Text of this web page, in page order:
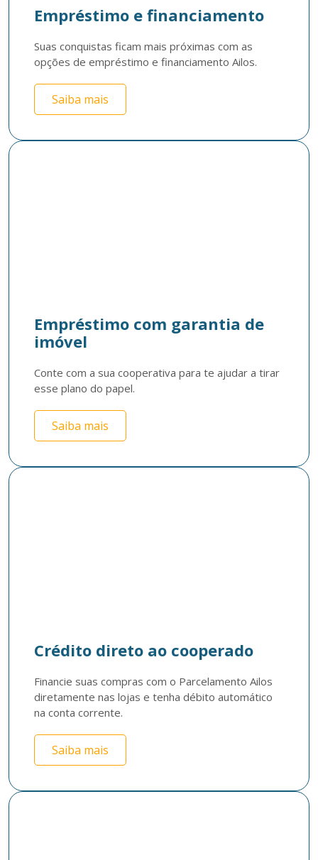
Empréstimo e financiamento
Suas conquistas ficam mais próximas com as
opções de empréstimo e financiamento Ailos.
Saiba mais
Empréstimo com garantia de
imóvel
Conte com a sua cooperativa para te ajudar a tirar
esse plano do papel.
Saiba mais
Crédito direto ao cooperado
Financie suas compras com o Parcelamento Ailos
diretamente nas lojas e tenha débito automático
na conta corrente.
Saiba mais